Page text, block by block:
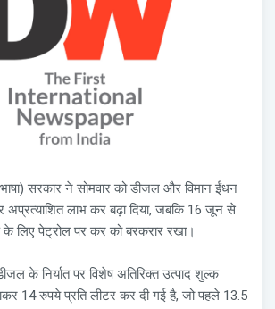
सरकार ने सोमवार को डीजल और विमान ईंधन
अप्रत्याशित लाभ कर बढ़ा दिया, जबकि 16 जून से
लिए पेट्रोल पर कर को बरकरार रखा।
के निर्यात पर विशेष अतिरिक्त उत्पाद शुल्क
14 रुपये प्रति लीटर कर दी गई है, जो पहले 13.5